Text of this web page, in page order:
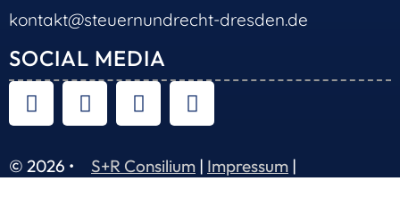
kontakt@steuernundrecht-dresden.de
SOCIAL MEDIA
© 2026 • S+R Consilium | Impressum |